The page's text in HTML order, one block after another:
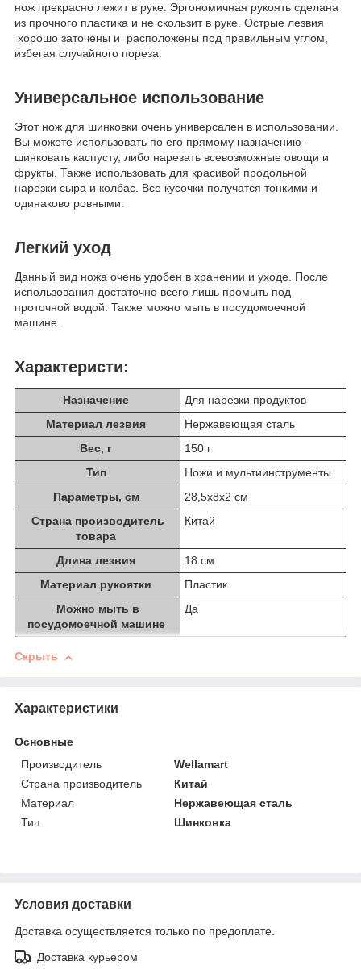
нож прекрасно лежит в руке. Эргономичная рукоять сделана
из прочного пластика и не скользит в руке. Острые лезвия
хорошо заточены и расположены под правильным углом,
избегая случайного пореза.
Универсальное использование
Этот нож для шинковки очень универсален в использовании.
Вы можете использовать по его прямому назначению -
шинковать каспусту, либо нарезать всевозможные овощи и
фрукты. Также использовать для красивой продольной
нарезки сыра и колбас. Все кусочки получатся тонкими и
одинаково ровными.
Легкий уход
Данный вид ножа очень удобен в хранении и уходе. После
использования достаточно всего лишь промыть под
проточной водой. Также можно мыть в посудомоечной
машине.
Характеристи:
Назначение
Для нарезки продуктов
Материал лезвия
Нержавеющая сталь
Вес, г
150 г
Тип
Ножи и мультиинструменты
Параметры, см
28,5х8х2 см
Страна производитель
товара
Китай
Длина лезвия
18 см
Материал рукоятки
Пластик
Можно мыть в
посудомоечной машине
Да
Скрыть
Характеристики
Основные
Производитель
Wellamart
Страна производитель
Китай
Материал
Нержавеющая сталь
Тип
Шинковка
Условия доставки
Доставка осуществляется только по предоплате.
Доставка курьером